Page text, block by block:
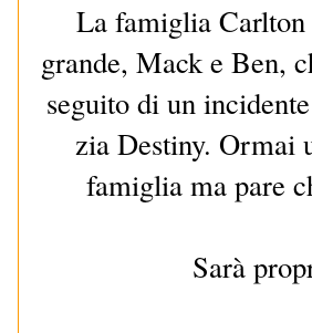
La famiglia
grande, Mack e Ben,
seguito di un
zia Destiny. Ormai
famiglia ma pare
Sarà